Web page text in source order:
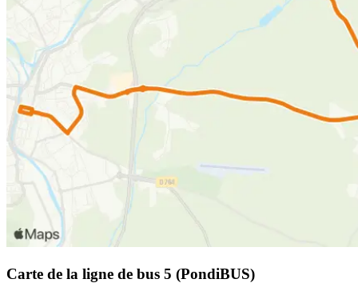
Carte de la ligne de bus 5 (PondiBUS)